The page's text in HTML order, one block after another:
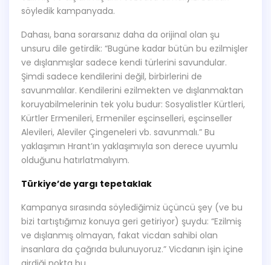
söyledik kampanyada.
Dahası, bana sorarsanız daha da orijinal olan şu
unsuru dile getirdik: “Bugüne kadar bütün bu ezilmişler
ve dışlanmışlar sadece kendi türlerini savundular.
Şimdi sadece kendilerini değil, birbirlerini de
savunmalılar. Kendilerini ezilmekten ve dışlanmaktan
koruyabilmelerinin tek yolu budur: Sosyalistler Kürtleri,
Kürtler Ermenileri, Ermeniler eşcinselleri, eşcinseller
Alevileri, Aleviler Çingeneleri vb. savunmalı.” Bu
yaklaşımın Hrant’ın yaklaşımıyla son derece uyumlu
olduğunu hatırlatmalıyım.
Türkiye’de yargı tepetaklak
Kampanya sırasında söylediğimiz üçüncü şey (ve bu
bizi tartıştığımız konuya geri getiriyor) şuydu: “Ezilmiş
ve dışlanmış olmayan, fakat vicdan sahibi olan
insanlara da çağrıda bulunuyoruz.” Vicdanın işin içine